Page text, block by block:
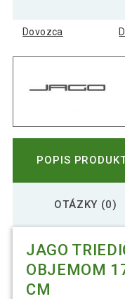
Dovozca
POPIS
OTÁZKY (0)
JAGO
OBJEMOM
CM